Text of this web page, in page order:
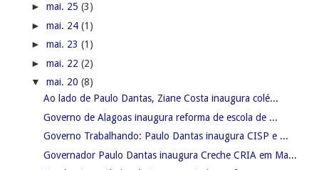
► mai. 25 (3)
► mai. 24 (1)
► mai. 23 (1)
► mai. 22 (2)
▼ mai. 20 (8)
Ao lado de Paulo Dantas, Ziane Costa inaugura colé...
Governo de Alagoas inaugura reforma de escola de ...
Governo Trabalhando: Paulo Dantas inaugura CISP e ...
Governador Paulo Dantas inaugura Creche CRIA em Ma...